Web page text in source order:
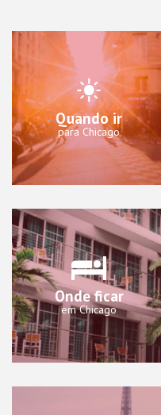
Quando ir
para Chicago
Onde ficar
em Chicago